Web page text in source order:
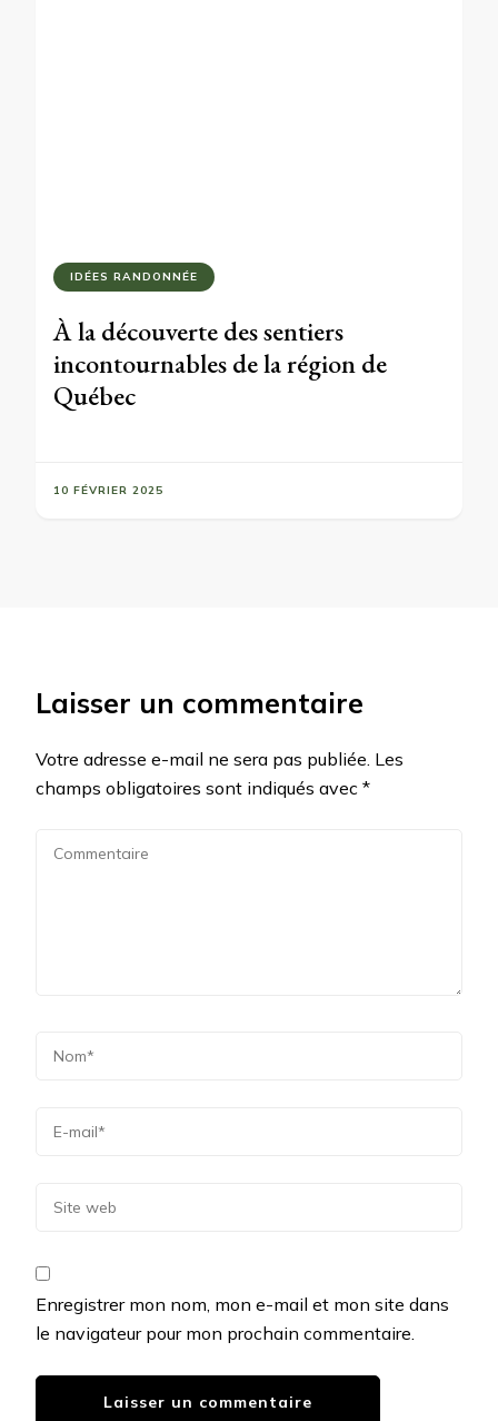
IDÉES RANDONNÉE
À la découverte des sentiers
incontournables de la région de
Québec
10 FÉVRIER 2025
Laisser un commentaire
Votre adresse e-mail ne sera pas publiée. Les
champs obligatoires sont indiqués avec *
Enregistrer mon nom, mon e-mail et mon site dans
le navigateur pour mon prochain commentaire.